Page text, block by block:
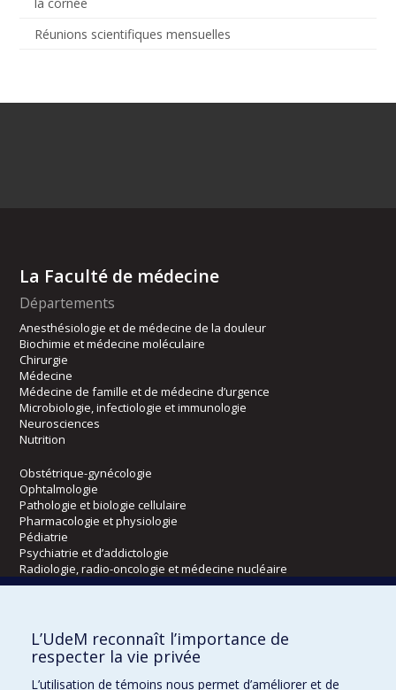
la cornée
Réunions scientifiques mensuelles
La Faculté de médecine
Départements
Anesthésiologie et de médecine de la douleur
Biochimie et médecine moléculaire
Chirurgie
Médecine
Médecine de famille et de médecine d’urgence
Microbiologie, infectiologie et immunologie
Neurosciences
Nutrition
Obstétrique-gynécologie
Ophtalmologie
Pathologie et biologie cellulaire
Pharmacologie et physiologie
Pédiatrie
Psychiatrie et d’addictologie
Radiologie, radio-oncologie et médecine nucléaire
Écoles
Kinésiologie et des sciences de l’activité physique
Orthophonie et audiologie
Réadaptation
L’UdeM reconnaît l’importance de
respecter la vie privée
L’utilisation de témoins nous permet d’améliorer et de